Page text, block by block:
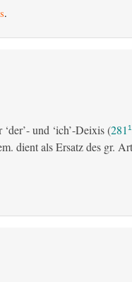
.
und ‘ich’-Deixis (281 1
dient als Ersatz des gr.